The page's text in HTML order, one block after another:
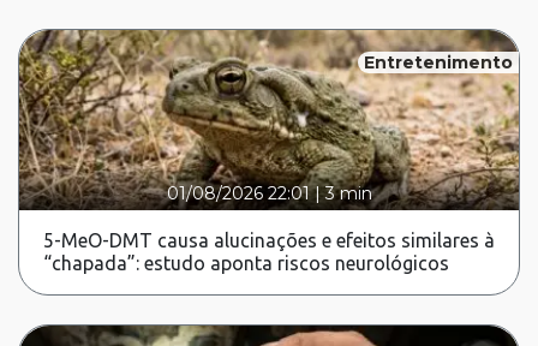
Entretenimento
01/08/2026 22:01|3 min
5-MeO-DMT causa alucinações e efeitos similares à
“chapada”: estudo aponta riscos neurológicos